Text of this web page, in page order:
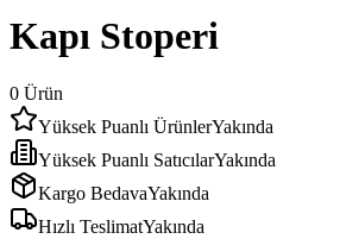
Kapı Stoperi
0 Ürün
Yüksek Puanlı ÜrünlerYakında
Yüksek Puanlı SatıcılarYakında
Kargo BedavaYakında
Hızlı TeslimatYakında